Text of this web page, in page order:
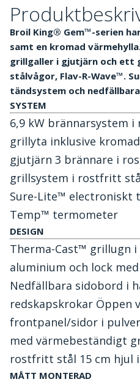
Broil King® Gem™-serien
samt en kromad
grillgaller i gjutjärn och ett
stålvågor, Flav-R-Wave™.
tändsystem och
SYSTEM
6,9 kW brännarsystem i
grillyta inklusive kromad
gjutjärn 3 brännare i rostfritt stål Flav-R-Wave™
grillsystem i rostfritt stål Linear-Flow™
Sure-Lite™ electroniskt
Temp™ termometer
DESIGN
Therma-Cast™ grillugn
aluminium och lock
Nedfällbara sidobord i
redskapskrokar Öppen vagn med
frontpanel/sidor i
med värmebeständigt grepp
rostfritt stål 15
MÅTT MONTERAD